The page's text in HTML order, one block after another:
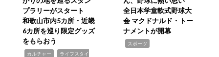
プラリーがスタート
和歌山市内5カ所・近畿
6カ所を巡り限定グッズ
をもらおう
カルチャー
ライフスタイ
全日本学童軟式野球大
会 マクドナルド・トー
ナメントが開幕
スポーツ